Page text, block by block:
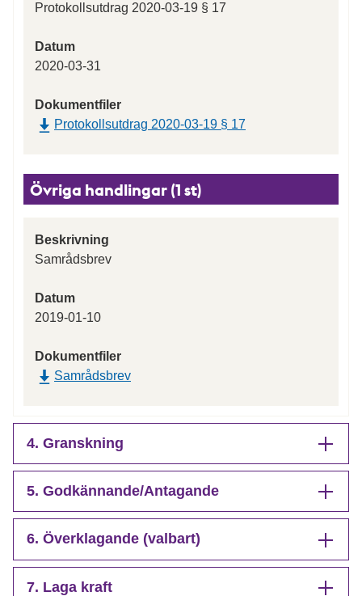
Protokollsutdrag 2020-03-19 § 17
Datum
2020-03-31
Dokumentfiler
Protokollsutdrag 2020-03-19 § 17
Övriga handlingar (1 st)
Beskrivning
Samrådsbrev
Datum
2019-01-10
Dokumentfiler
Samrådsbrev
4. Granskning
5. Godkännande/Antagande
6. Överklagande (valbart)
7. Laga kraft